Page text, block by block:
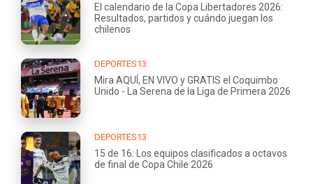
El calendario de la Copa Libertadores 2026:
Resultados, partidos y cuándo juegan los
chilenos
DEPORTES13
Mira AQUÍ, EN VIVO y GRATIS el Coquimbo
Unido - La Serena de la Liga de Primera 2026
DEPORTES13
15 de 16: Los equipos clasificados a octavos
de final de Copa Chile 2026